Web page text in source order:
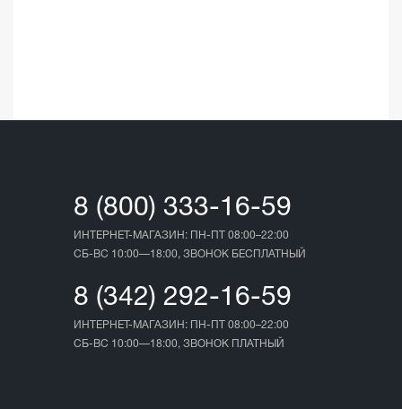
8 (800) 333-16-59
ИНТЕРНЕТ-МАГАЗИН: ПН-ПТ 08:00–22:00
СБ-ВС 10:00—18:00, ЗВОНОК БЕСПЛАТНЫЙ
8 (342) 292-16-59
ИНТЕРНЕТ-МАГАЗИН: ПН-ПТ 08:00–22:00
СБ-ВС 10:00—18:00, ЗВОНОК ПЛАТНЫЙ